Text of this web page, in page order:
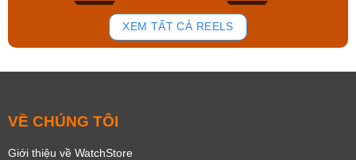
150
XEM TẤT CẢ REELS
VỀ CHÚNG TÔI
Giới thiệu về WatchStore